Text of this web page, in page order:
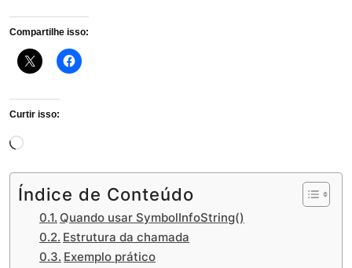
Compartilhe isso:
Curtir isso:
Carregando...
Índice de Conteúdo
Quando usar SymbolInfoString()
Estrutura da chamada
Exemplo prático